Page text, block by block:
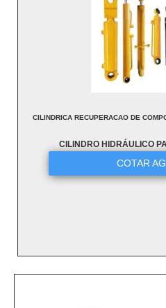
CILINDRICA RECUPERACAO DE
CILINDRO HIDRÁULICO
COTAR